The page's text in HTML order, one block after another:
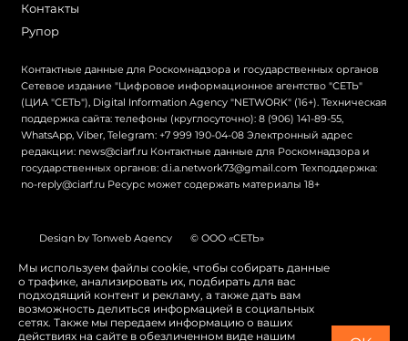
Контакты
Рупор
Контактные данные для Роскомнадзора и государственных органов
Сетевое издание "Цифровое информационное агентство "СЕТЬ"
(ЦИА "СЕТЬ"), Digital Information Agency "NETWORK" (16+). Техническая
поддержка сайта: телефоны (круглосуточно): 8 (906) 141-89-55,
WhatsApp, Viber, Telegram: +7 999 190-04-08 Электронный адрес
редакции: news@ciarf.ru Контактные данные для Роскомнадзора и
государственных органов: d.i.a.network73@gmail.com Техподдержка:
no-reply@ciarf.ru Ресурс может содержать материалы 18+
Design by Tonweb Agency © ООО «СЕТЬ»
Политика конфиденциальности Карта сайта
Switch to English
Мы используем файлы cookie, чтобы собирать данные
о трафике, анализировать их, подбирать для вас
подходящий контент и рекламу, а также дать вам
возможность делиться информацией в социальных
сетях. Также мы передаем информацию о ваших
действиях на сайте в обезличенном виде нашим